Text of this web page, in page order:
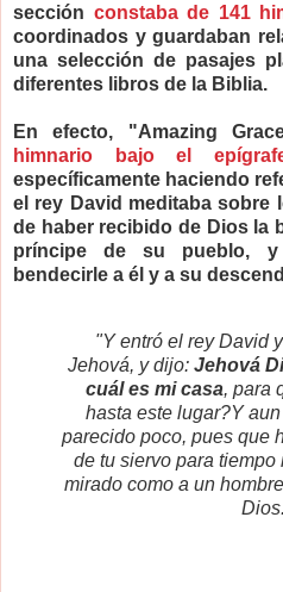
sección constaba de 141
coordinados y guardaban
una selección de pasajes
diferentes libros de la Biblia.
En efecto, "Amazing
himnario bajo el
específicamente haciendo
el rey David meditaba sobre
de haber recibido de Dios la
príncipe de su pueblo, y
bendecirle a él y a su
"Y entró el rey David
Jehová, y dijo: Jehová
cuál es mi casa, para
hasta este lugar?Y
parecido poco, pues que
de tu siervo para
mirado como a un